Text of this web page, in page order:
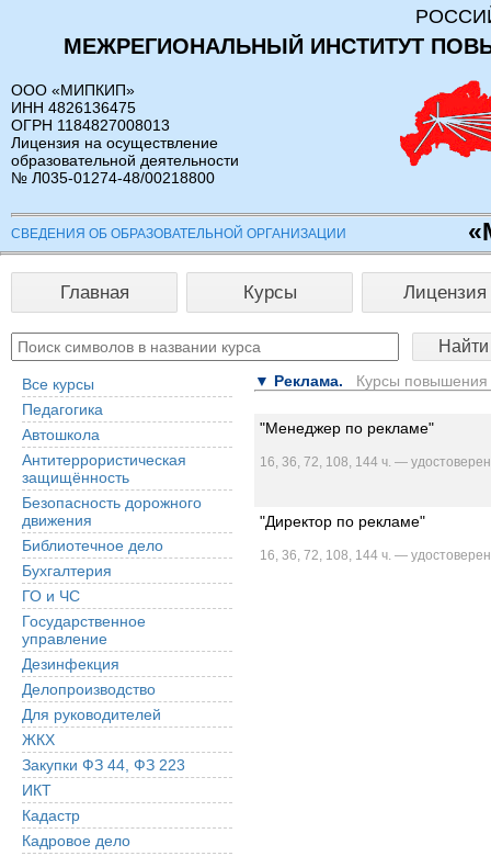
МЕЖРЕГИОНАЛЬНЫЙ ИНСТИТУТ
ООО «МИПКИП»
ИНН 4826136475
ОГРН 1184827008013
Лицензия на осуществление
образовательной деятельности
№ Л035-01274-48/00218800
СВЕДЕНИЯ ОБ ОБРАЗОВАТЕЛЬНОЙ ОРГАНИЗАЦИИ
Главная Курсы Лицензия
Все курсы
Педагогика
Автошкола
Антитеррористическая
защищённость
Безопасность дорожного
движения
Библиотечное дело
Бухгалтерия
ГО и ЧС
Государственное
управление
Дезинфекция
Делопроизводство
Для руководителей
ЖКХ
Закупки ФЗ 44, ФЗ 223
ИКТ
Кадастр
Кадровое дело
▼ Реклама. Курсы повышения
"Менеджер по рекламе"
16, 36, 72, 108, 144 ч. —
"Директор по рекламе"
16, 36, 72, 108, 144 ч. —